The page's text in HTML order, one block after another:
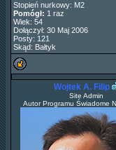
Stopień nurkowy: M2
Pomógł: 1 raz
Wiek: 54
Dołączył: 30 Maj 2006
Posty: 121
Skąd: Bałtyk
Wojtek A. Filip
Site Admin
Autor Programu Świadome